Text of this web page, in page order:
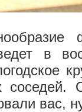
в
соседей.
вас,